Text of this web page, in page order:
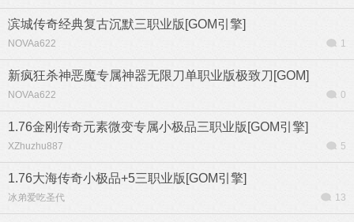
滨城传奇经典复古沉默三职业版[GOM引擎]
NOVAa622 1
新疯狂杀神恶魔专属神器无限刀单职业版极致刀[GOM]
NOVAa622 0
1.76金刚传奇元素微变专属小极品三职业版[GOM引擎]
XZhuzhu887 5
1.76大海传奇小极品+5三职业版[GOM引擎]
冰弟爱吃圣代 13